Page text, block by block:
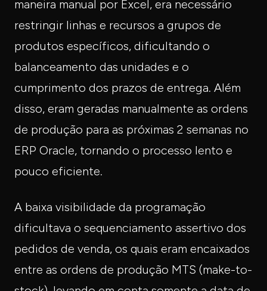
maneira manual por Excel, era necessário
restringir linhas e recursos a grupos de
produtos específicos, dificultando o
balanceamento das unidades e o
cumprimento dos prazos de entrega. Além
disso, eram geradas manualmente as ordens
de produção para as próximas 2 semanas no
ERP Oracle, tornando o processo lento e
pouco eficiente.
A baixa visibilidade da programação
dificultava o sequenciamento assertivo dos
pedidos de venda, os quais eram encaixados
entre as ordens de produção MTS (make-to-